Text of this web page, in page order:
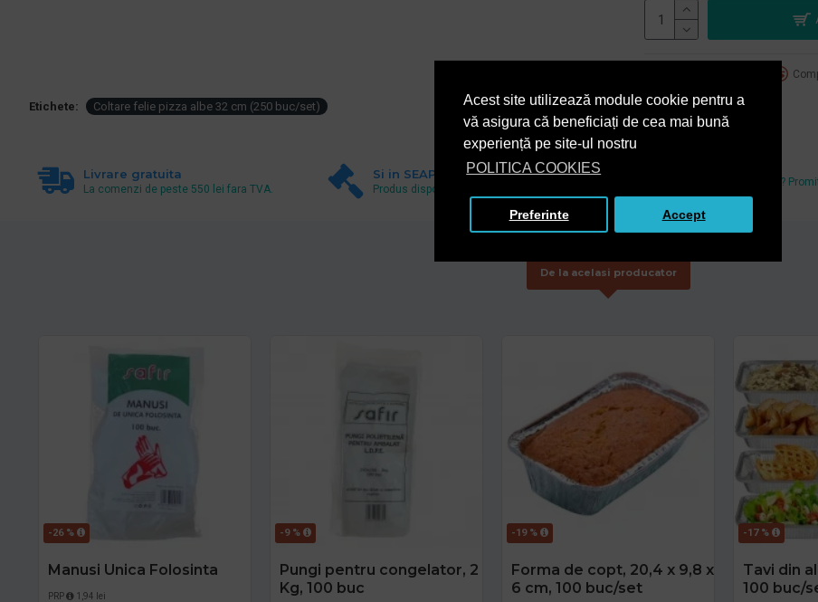
Acest site utilizează module cookie pentru a
vă asigura că beneficiați de cea mai bună
experiență pe site-ul nostru
POLITICA COOKIES
Preferinte Accept
Etichete: Coltare felie pizza albe 32 cm (250 buc/set)
Livrare gratuita
La comenzi de peste 550 lei fara TVA.
Si in SEAP
Produs disponibil si pe www.e-licitatie.ro
Ai gasit un pret mai mic?
echivalam.
De la acelasi producator
-26 %
Manusi Unica Folosinta
PRP 1,94 lei
-9 %
Pungi pentru congelator, 2
Kg, 100 buc
-19 %
Forma de copt, 20,4 x 9,8 x
6 cm, 100 buc/set
-17 %
Tavi din
100 buc/